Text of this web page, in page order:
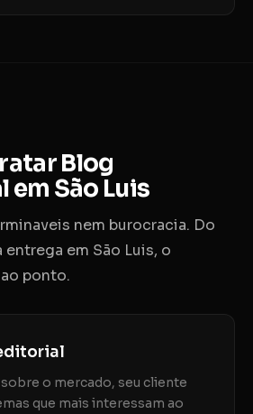
Blog
São Luis
nem burocracia. Do
em São Luis, o
ponto.
o mercado, seu cliente
que mais interessam ao